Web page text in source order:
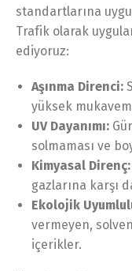
standartlarına
Trafik olarak
ediyoruz:
Aşınma Direnci:
yüksek
UV Dayanımı:
solmaması ve
Kimyasal Direnç:
gazlarına karşı
Ekolojik
vermeyen,
içerikler.